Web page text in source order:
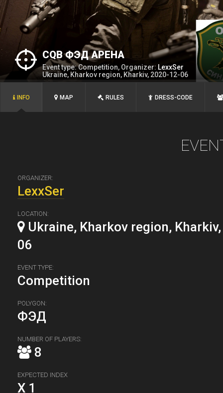
CQB ФЭД АРЕНА
Event type: Competition, Organizer: LexxSer
Ukraine, Kharkov region, Kharkiv, 2020-12-06
INFO MAP RULES DRESS-CODE
ORGANIZER:
LexxSer
LOCATION:
Ukraine, Kharkov region,
06
EVENT TYPE:
Competition
POLYGON:
ФЭД
NUMBER OF PLAYERS:
8
EXPECTED INDEX
X 1